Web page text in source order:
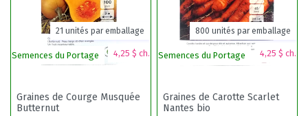
Semences du Portage 4,25 $ ch.
21 unités par emballage
Graines de Courge Musquée
Butternut
Semences du Portage 4,25 $ ch.
800 unités par emballage
Graines de Carotte Scarlet
Nantes bio